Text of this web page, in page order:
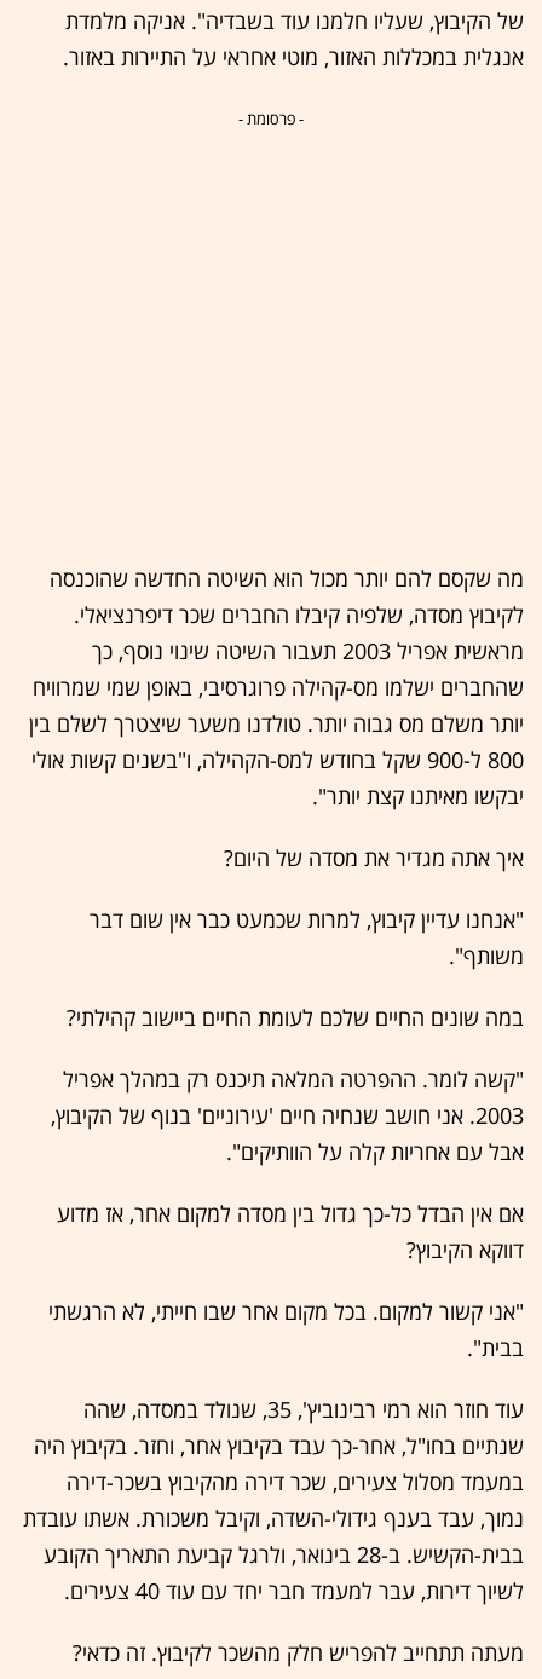
של הקיבוץ, שעליו חלמנו עוד בשבדיה". אניקה מלמדת
אנגלית במכללות האזור, מוטי אחראי על התיירות באזור.
- פרסומת -
מה שקסם להם יותר מכול הוא השיטה החדשה שהוכנסה
לקיבוץ מסדה, שלפיה קיבלו החברים שכר דיפרנציאלי.
מראשית אפריל 2003 תעבור השיטה שינוי נוסף, כך
שהחברים ישלמו מס-קהילה פרוגרסיבי, באופן שמי שמרוויח
יותר משלם מס גבוה יותר. טולדנו משער שיצטרך לשלם בין
800 ל-900 שקל בחודש למס-הקהילה, ו"בשנים קשות אולי
יבקשו מאיתנו קצת יותר".
איך אתה מגדיר את מסדה של היום?
"אנחנו עדיין קיבוץ, למרות שכמעט כבר אין שום דבר
משותף".
במה שונים החיים שלכם לעומת החיים ביישוב קהילתי?
"קשה לומר. ההפרטה המלאה תיכנס רק במהלך אפריל
2003. אני חושב שנחיה חיים 'עירוניים' בנוף של הקיבוץ,
אבל עם אחריות קלה על הוותיקים".
אם אין הבדל כל-כך גדול בין מסדה למקום אחר, אז מדוע
דווקא הקיבוץ?
"אני קשור למקום. בכל מקום אחר שבו חייתי, לא הרגשתי
בבית".
עוד חוזר הוא רמי רבינוביץ', 35, שנולד במסדה, שהה
שנתיים בחו"ל, אחר-כך עבד בקיבוץ אחר, וחזר. בקיבוץ היה
במעמד מסלול צעירים, שכר דירה מהקיבוץ בשכר-דירה
נמוך, עבד בענף גידולי-השדה, וקיבל משכורת. אשתו עובדת
בבית-הקשיש. ב-28 בינואר, ולרגל קביעת התאריך הקובע
לשיוך דירות, עבר למעמד חבר יחד עם עוד 40 צעירים.
מעתה תתחייב להפריש חלק מהשכר לקיבוץ. זה כדאי?